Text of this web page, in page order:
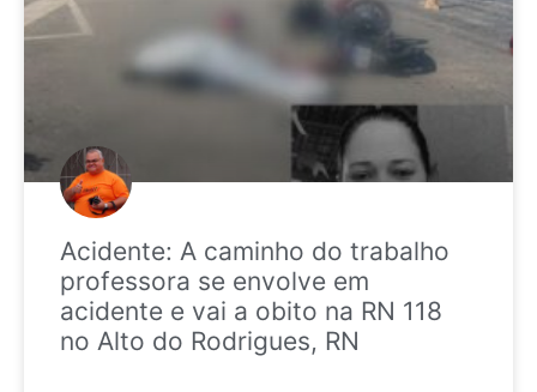
Acidente: A caminho do trabalho
professora se envolve em
acidente e vai a obito na RN 118
no Alto do Rodrigues, RN